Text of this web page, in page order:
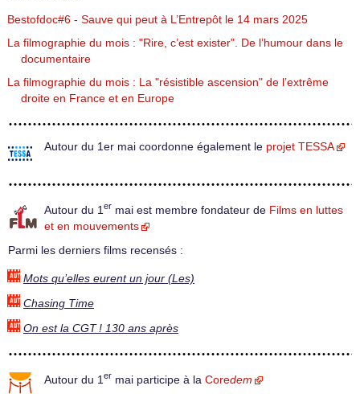
Bestofdoc#6 - Sauve qui peut à L’Entrepôt le 14 mars 2025
La filmographie du mois : "Rire, c’est exister". De l’humour dans le
documentaire
La filmographie du mois : La "résistible ascension" de l’extrême
droite en France et en Europe
Autour du 1er mai coordonne également le projet TESSA
Autour du 1 er mai est membre fondateur de Films en luttes
et en mouvements
Parmi les derniers films recensés :
Mots qu’elles eurent un jour (Les)
Chasing Time
On est la CGT ! 130 ans après
Autour du 1 er mai participe à la Coredem